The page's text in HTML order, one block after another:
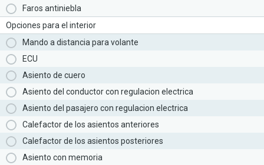
Faros antiniebla
Opciones para el interior
Mando a distancia para volante
ECU
Asiento de cuero
Asiento del conductor con regulacion electrica
Asiento del pasajero con regulacion electrica
Calefactor de los asientos anteriores
Calefactor de los asientos posteriores
Asiento con memoria